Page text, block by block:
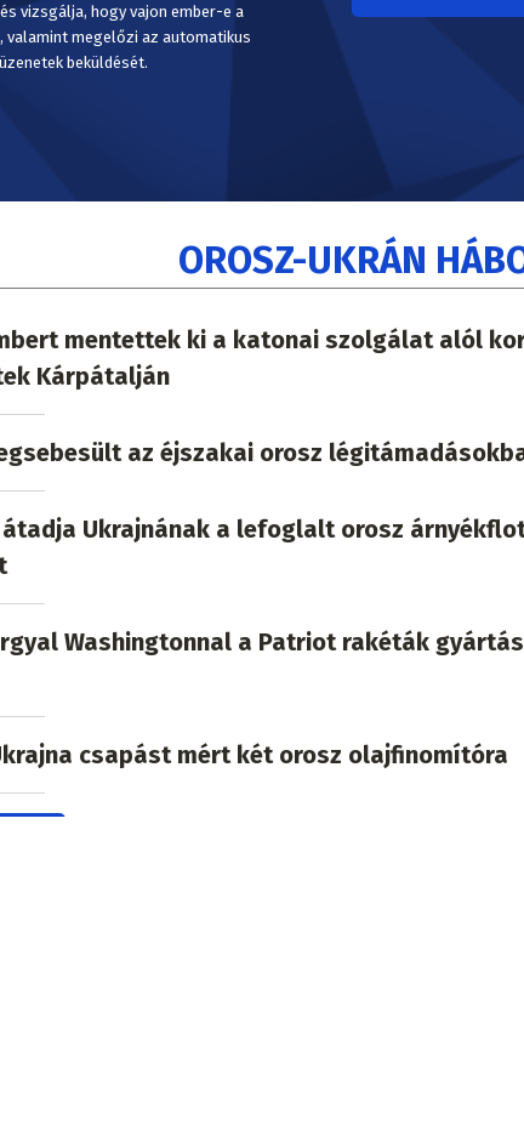
vizsgálja, hogy vajon ember-e a
megelőzi az automatikus
beküldését.
OROSZ-UKRÁN
mentettek ki a katonai szolgálat alól
Kárpátalján
az éjszakai orosz
Ukrajnának a lefoglalt orosz
Washingtonnal a Patriot rakéták
csapást mért két orosz olajfinomítóra